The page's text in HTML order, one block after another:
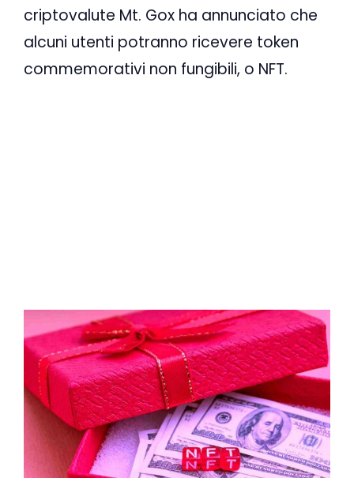
criptovalute Mt. Gox ha annunciato che
alcuni utenti potranno ricevere token
commemorativi non fungibili, o NFT.